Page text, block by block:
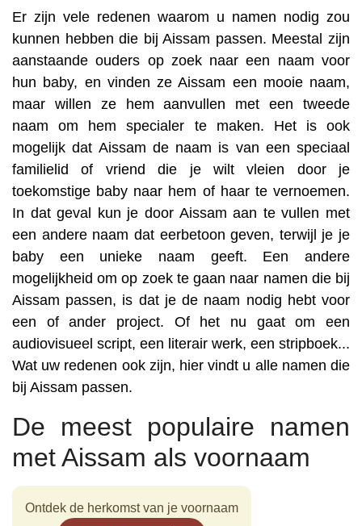
Er zijn vele redenen waarom u namen nodig zou
kunnen hebben die bij Aissam passen. Meestal zijn
aanstaande ouders op zoek naar een naam voor
hun baby, en vinden ze Aissam een mooie naam,
maar willen ze hem aanvullen met een tweede
naam om hem specialer te maken. Het is ook
mogelijk dat Aissam de naam is van een speciaal
familielid of vriend die je wilt vleien door je
toekomstige baby naar hem of haar te vernoemen.
In dat geval kun je door Aissam aan te vullen met
een andere naam dat eerbetoon geven, terwijl je je
baby een unieke naam geeft. Een andere
mogelijkheid om op zoek te gaan naar namen die bij
Aissam passen, is dat je de naam nodig hebt voor
een of ander project. Of het nu gaat om een
audiovisueel script, een literair werk, een stripboek...
Wat uw redenen ook zijn, hier vindt u alle namen die
bij Aissam passen.
De meest populaire namen
met Aissam als voornaam
Ontdek de herkomst van je voornaam